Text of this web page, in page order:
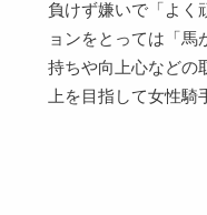
負けず嫌いで「よく
ョンをとっては「馬
持ちや向上心などの
上を目指して女性